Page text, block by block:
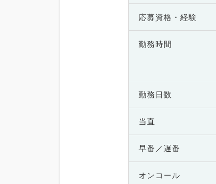
応募資格・ 経験
勤務時間
勤務日数
当直
早番／遅番
オンコール